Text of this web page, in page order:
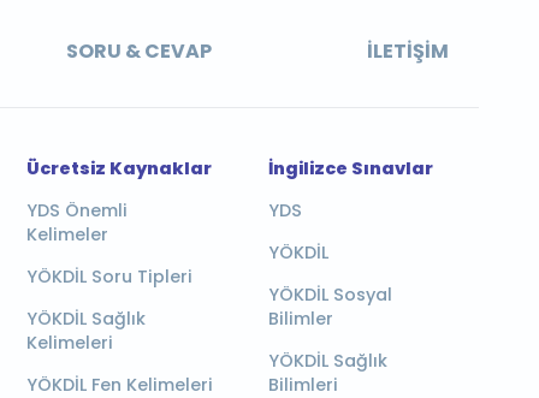
SORU & CEVAP İLETIŞIM
Ücretsiz Kaynaklar
YDS Önemli
Kelimeler
YÖKDİL Soru Tipleri
YÖKDİL Sağlık
Kelimeleri
YÖKDİL Fen Kelimeleri
İngilizce Sınavlar
YDS
YÖKDİL
YÖKDİL Sosyal
Bilimler
YÖKDİL Sağlık
Bilimleri